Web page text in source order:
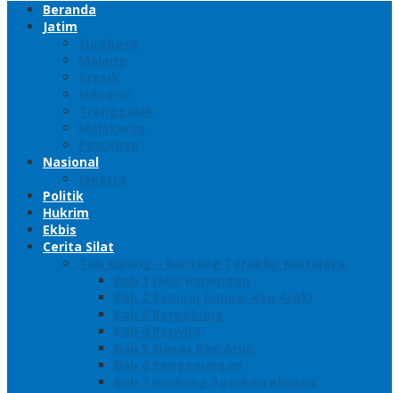
Beranda
Jatim
Surabaya
Malang
Gresik
Sidoarjo
Trenggalek
Mojokerto
Pasuruan
Nasional
Jakarta
Politik
Hukrim
Ekbis
Cerita Silat
Toh Kuning – Benteng Terakhir Kertajaya
Bab 1 Jalur Banengan
Bab 2 Sampai Jumpa, Ken Arok!
Bab 3 Bergabung
Bab 4 Perwira
Bab 5 Siasat Ken Arok
Bab 6 Pengepungan
Bab 7 Gerbang Pasukan Khusus